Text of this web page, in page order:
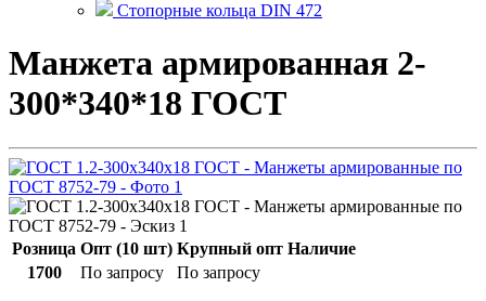
Стопорные кольца DIN 472
Манжета армированная 2-
300*340*18 ГОСТ
Розница Опт (10 шт) Крупный опт Наличие
1700
По запросу По запросу